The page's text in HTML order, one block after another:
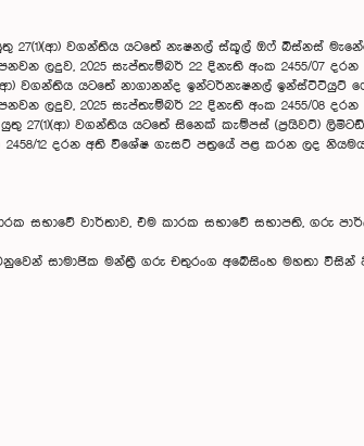
27(1)(ආ) වගන්තිය යටතේ නැෂනල් ස්කූල් ඔෆ් බිස්නස්
ලදුව, 2025 සැප්තැම්බර් 22 දිනැති අංක 2455/07
වගන්තිය යටතේ නාගානන්ද ඉන්ටර්නැෂනල් ඉන්ස්ටිටියුට්
ලදුව, 2025 සැප්තැම්බර් 22 දිනැති අංක 2455/08
27(1)(ආ) වගන්තිය යටතේ සිනෙක් කැම්පස් (ප්‍රයිවට්)
12 දරන අති විශේෂ ගැසට් පත්‍රයේ පළ කරන ලද
සභාවේ වාර්තාව, එම කාරක සභාවේ සභාපති, ගරු
සාමාජික මන්ත්‍රී ගරු චතුරංග අබේසිංහ මහතා විසින්